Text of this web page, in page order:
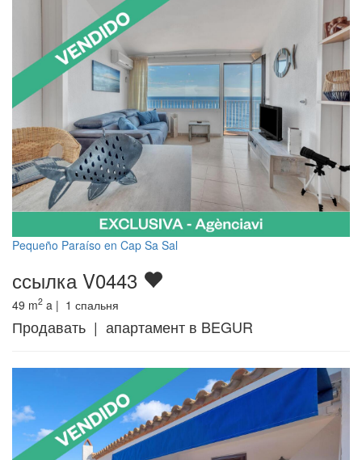
Pequeño Paraíso en Cap Sa Sal
ссылка V0443
49 m2 a | 1 спальня
Продавать | апартамент в BEGUR